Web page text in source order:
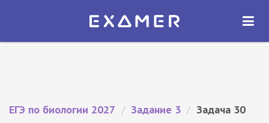
Экзамер — ЕГЭ 2027
ОТКРЫТЬ
ЕГЭ по биологии 2027 / Задание 3 / Задача 30